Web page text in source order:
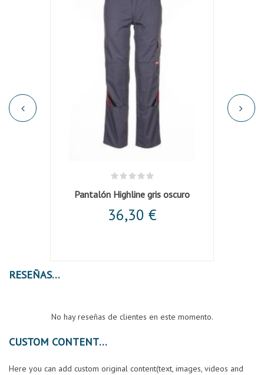
Pantalón Highline gris oscuro
36,30 €
RESEÑAS
No hay reseñas de clientes en este momento.
CUSTOM CONTENT
Here you can add custom original content(text, images, videos and